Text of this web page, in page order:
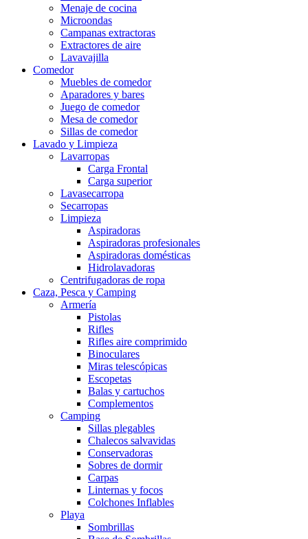
Menaje de cocina
Microondas
Campanas extractoras
Extractores de aire
Lavavajilla
Comedor
Muebles de comedor
Aparadores y bares
Juego de comedor
Mesa de comedor
Sillas de comedor
Lavado y Limpieza
Lavarropas
Carga Frontal
Carga superior
Lavasecarropa
Secarropas
Limpieza
Aspiradoras
Aspiradoras profesionales
Aspiradoras domésticas
Hidrolavadoras
Centrifugadoras de ropa
Caza, Pesca y Camping
Armería
Pistolas
Rifles
Rifles aire comprimido
Binoculares
Miras telescópicas
Escopetas
Balas y cartuchos
Complementos
Camping
Sillas plegables
Chalecos salvavidas
Conservadoras
Sobres de dormir
Carpas
Linternas y focos
Colchones Inflables
Playa
Sombrillas